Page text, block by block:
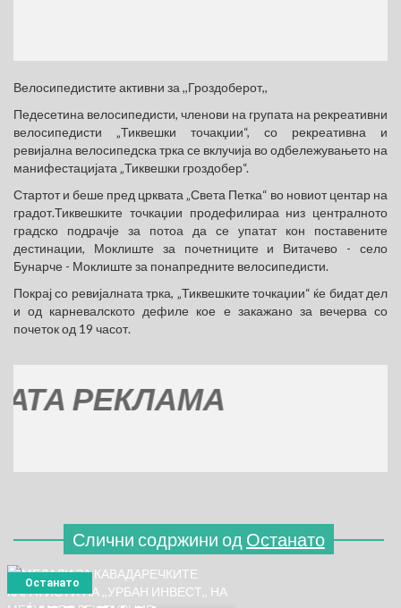
Велосипедистите активни за ,,Гроздоберот,,
Педесетина велосипедисти, членови на групата на рекреативни
велосипедисти „Тиквешки точакџии“, со рекреативна и
ревијална велосипедска трка се вклучија во одбележувањето на
манифестацијата „Тиквешки гроздобер“.
Стартот и беше пред црквата „Света Петка“ во новиот центар на
градот.Тиквешките точкаџии продефилираа низ централното
градско подрачје за потоа да се упатат кон поставените
дестинации, Моклиште за почетниците и Витачево - село
Бунарче - Моклиште за понапредните велосипедисти.
Покрај со ревијалната трка, „Тиквешките точкаџии“ ќе бидат дел
и од карневалското дефиле кое е закажано за вечерва со
почеток од 19 часот.
Слични содржини од Останато
Останато